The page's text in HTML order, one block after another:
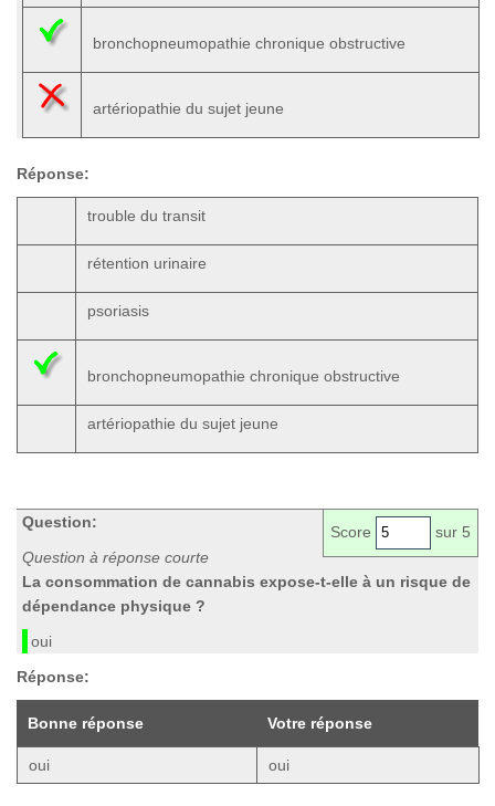
bronchopneumopathie chronique obstructive
artériopathie du sujet jeune
Réponse:
trouble du transit
rétention urinaire
psoriasis
bronchopneumopathie chronique obstructive
artériopathie du sujet jeune
Score sur 5
Question:
Question à réponse courte
La consommation de cannabis expose-t-elle à un risque de
dépendance physique ?
oui
Réponse:
Bonne réponse Votre réponse
oui oui